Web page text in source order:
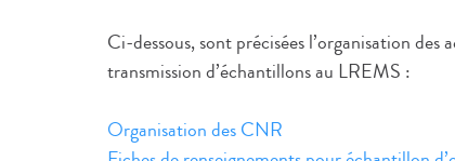
Ci-dessous, sont précisées l’organisation
transmission d’échantillons au LREMS :
Organisation des CNR